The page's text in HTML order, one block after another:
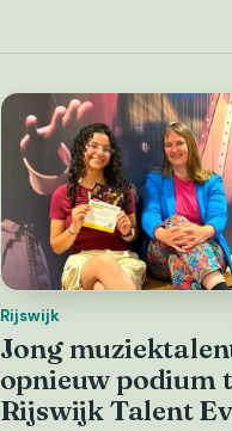
Rijswijk
Jong
opnieuw podium
Rijswijk Talent